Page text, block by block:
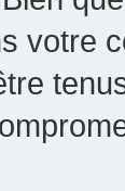
votre